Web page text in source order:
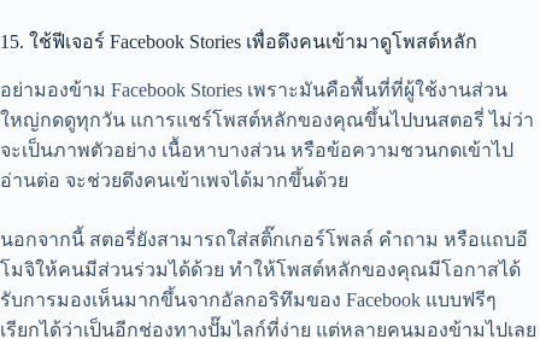
15. ใช้ฟีเจอร์ Facebook Stories เพื่อดึงคนเข้ามาดูโพสต์หลัก
อย่ามองข้าม Facebook Stories เพราะมันคือพื้นที่ที่ผู้ใช้งานส่วน
ใหญ่กดดูทุกวัน แการแชร์โพสต์หลักของคุณขึ้นไปบนสตอรี่ ไม่ว่า
จะเป็นภาพตัวอย่าง เนื้อหาบางส่วน หรือข้อความชวนกดเข้าไป
อ่านต่อ จะช่วยดึงคนเข้าเพจได้มากขึ้นด้วย
นอกจากนี้ สตอรี่ยังสามารถใส่สติ๊กเกอร์โพลล์ คำถาม หรือแถบอี
โมจิให้คนมีส่วนร่วมได้ด้วย ทำให้โพสต์หลักของคุณมีโอกาสได้
รับการมองเห็นมากขึ้นจากอัลกอริทึมของ Facebook แบบฟรีๆ
เรียกได้ว่าเป็นอีกช่องทางปั๊มไลก์ที่ง่าย แต่หลายคนมองข้ามไปเลย